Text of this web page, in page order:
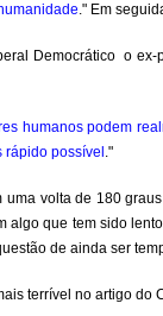
." Em
Democrático o
humanos podem
possível ."
uma volta de 180
algo que tem sido
de ainda ser
terrível no artigo do